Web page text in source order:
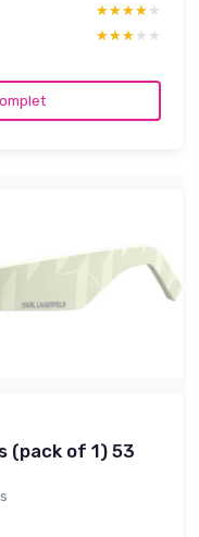
★★★★★
★★★★★
★★★★★
★★★★★
(pack of 1) 53